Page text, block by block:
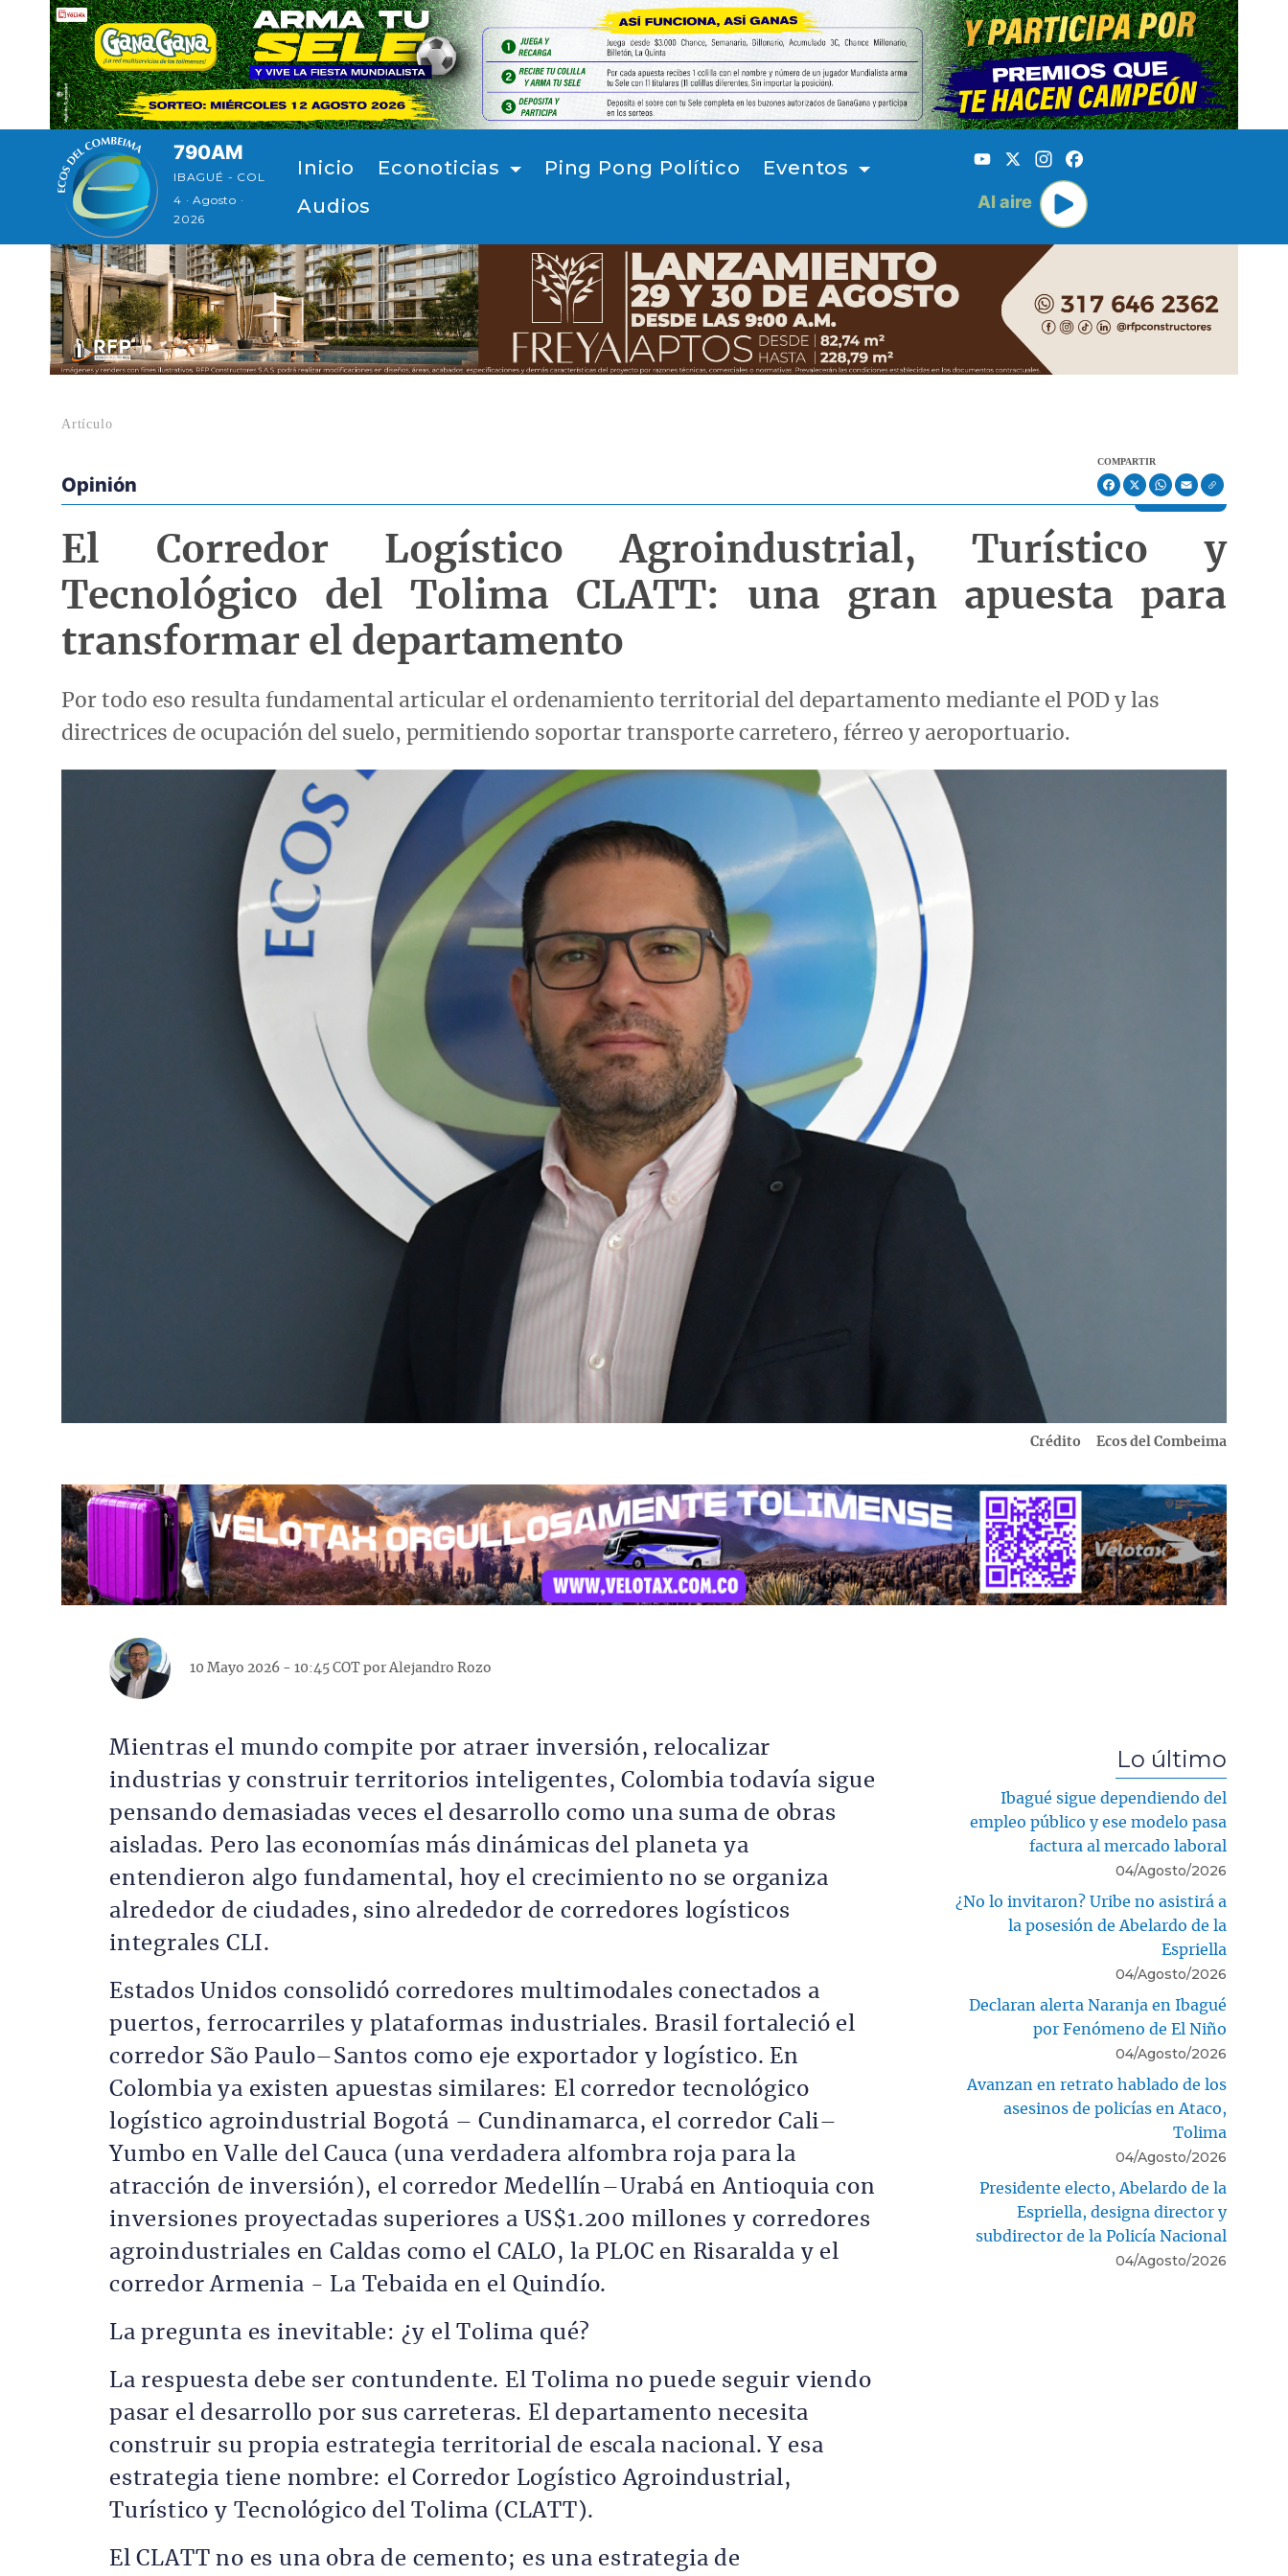
Pasar al contenido principal
790AM
IBAGUÉ - COL
4 · Agosto ·
2026
Inicio Econoticias Ping Pong Político
Eventos
Audios
YouTube
X Instagram
Al aire
Artículo
Econoticias y Eventos
Opinión
COMPARTIR
Facebook
X WhatsApp
Email
El Corredor Logístico Agroindustrial, Turístico y
Tecnológico del Tolima CLATT: una gran apuesta para
transformar el departamento
Por todo eso resulta fundamental articular el ordenamiento territorial del departamento mediante el POD y las
directrices de ocupación del suelo, permitiendo soportar transporte carretero, férreo y aeroportuario.
Crédito Ecos del Combeima
10 Mayo 2026 - 10:45 COT por Alejandro Rozo
Mientras el mundo compite por atraer inversión, relocalizar
industrias y construir territorios inteligentes, Colombia todavía sigue
pensando demasiadas veces el desarrollo como una suma de obras
aisladas. Pero las economías más dinámicas del planeta ya
entendieron algo fundamental, hoy el crecimiento no se organiza
alrededor de ciudades, sino alrededor de corredores logísticos
integrales CLI.
Estados Unidos consolidó corredores multimodales conectados a
puertos, ferrocarriles y plataformas industriales. Brasil fortaleció el
corredor São Paulo–Santos como eje exportador y logístico. En
Colombia ya existen apuestas similares: El corredor tecnológico
logístico agroindustrial Bogotá – Cundinamarca, el corredor Cali–
Yumbo en Valle del Cauca (una verdadera alfombra roja para la
atracción de inversión), el corredor Medellín–Urabá en Antioquia con
inversiones proyectadas superiores a US$1.200 millones y corredores
agroindustriales en Caldas como el CALO, la PLOC en Risaralda y el
corredor Armenia - La Tebaida en el Quindío.
La pregunta es inevitable: ¿y el Tolima qué?
La respuesta debe ser contundente. El Tolima no puede seguir viendo
pasar el desarrollo por sus carreteras. El departamento necesita
construir su propia estrategia territorial de escala nacional. Y esa
estrategia tiene nombre: el Corredor Logístico Agroindustrial,
Turístico y Tecnológico del Tolima (CLATT).
El CLATT no es una obra de cemento; es una estrategia de
Lo último
Ibagué sigue dependiendo del
empleo público y ese modelo pasa
factura al mercado laboral
04/Agosto/2026
¿No lo invitaron? Uribe no asistirá a
la posesión de Abelardo de la
Espriella
04/Agosto/2026
Declaran alerta Naranja en Ibagué
por Fenómeno de El Niño
04/Agosto/2026
Avanzan en retrato hablado de los
asesinos de policías en Ataco,
Tolima
04/Agosto/2026
Presidente electo, Abelardo de la
Espriella, designa director y
subdirector de la Policía Nacional
04/Agosto/2026